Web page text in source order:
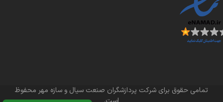
تمامی حقوق برای شرکت پردازشگران صنعت سیال و سازه مهر محفوظ